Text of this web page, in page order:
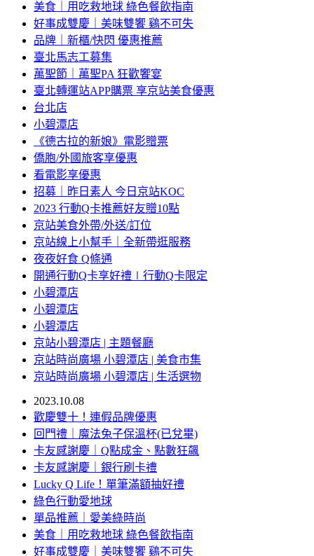
美食｜用吃救地球 綠色餐飲指南
好事成雙慶｜美味雙饗 鷄不可失
品牌｜新櫃/快閃 優惠推薦
臺北馬志工募集
萬聖節｜萬聖PA 狂歡饗宴
臺北轉運站APP購票 享京站美食優惠
台北店
小碧潭店
《德古拉的新娘》電影贈票
僑胞/外國旅客享優惠
看電影享優惠
招募｜昨日素人 今日京站KOC
2023 行動Q卡推薦好友贈10點
京站美食外帶/外送/訂位
京站線上小幫手｜全新帶逛服務
夜夜好食 Q條通
開通行動Q卡享好禮∣行動Q卡限定
小碧潭店
小碧潭店
小碧潭店
京站小碧潭店 | 主題餐廳
京站時尚廣場 小碧潭店 | 美食市集
京站時尚廣場 小碧潭店 | 生活選物
2023.10.08
歡慶雙十！連假品牌優惠
回門禮｜魔法兔子保溫杯(已兌畢)
卡友感謝慶｜Q點成金、點數狂飆
卡友感謝慶｜銀行刷卡禮
Lucky Q Life！單筆滿額抽好禮
綠色行動愛地球
單品推薦｜愛美綠時尚
美食｜用吃救地球 綠色餐飲指南
好事成雙慶｜美味雙饗 鷄不可失